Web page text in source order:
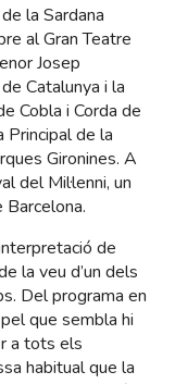
la Sardana
al Gran Teatre
Josep
Catalunya i la
Cobla i Corda de
Principal de la
Gironines. A
del Mil·lenni, un
de
la veu d’un dels
Del programa en
que sembla hi
a tots els
habitual que la